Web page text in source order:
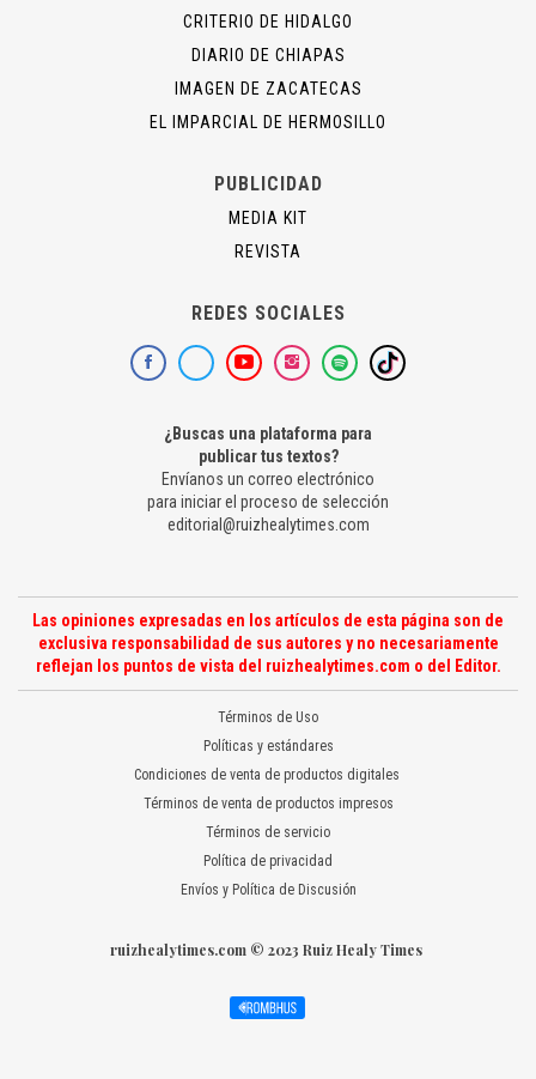
CRITERIO DE HIDALGO
DIARIO DE CHIAPAS
IMAGEN DE ZACATECAS
EL IMPARCIAL DE HERMOSILLO
PUBLICIDAD
MEDIA KIT
REVISTA
REDES SOCIALES
¿Buscas una plataforma para
publicar tus textos?
Envíanos un correo electrónico
para iniciar el proceso de selección
editorial@ruizhealytimes.com
Las opiniones expresadas en los artículos de esta página son de
exclusiva responsabilidad de sus autores y no necesariamente
reflejan los puntos de vista del ruizhealytimes.com o del Editor.
Términos de Uso
Políticas y estándares
Condiciones de venta de productos digitales
Términos de venta de productos impresos
Términos de servicio
Política de privacidad
Envíos y Política de Discusión
ruizhealytimes.com © 2023 Ruiz Healy Times